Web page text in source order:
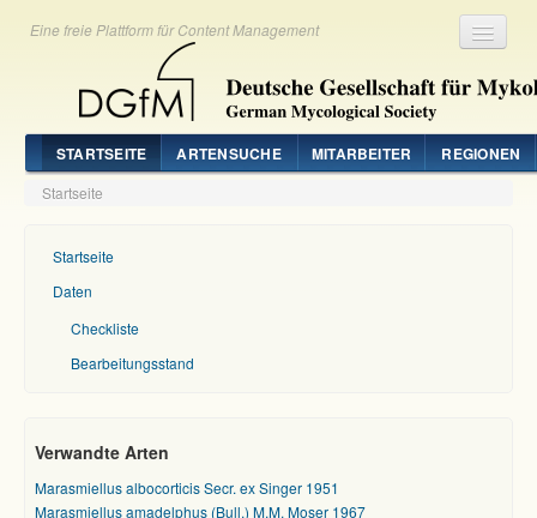
Eine freie Plattform für Content Management
STARTSEITE ARTENSUCHE MITARBEITER REGIONEN
Startseite
Startseite
Daten
Checkliste
Bearbeitungsstand
Verwandte Arten
Marasmiellus albocorticis Secr. ex Singer 1951
Marasmiellus amadelphus (Bull.) M.M. Moser 1967